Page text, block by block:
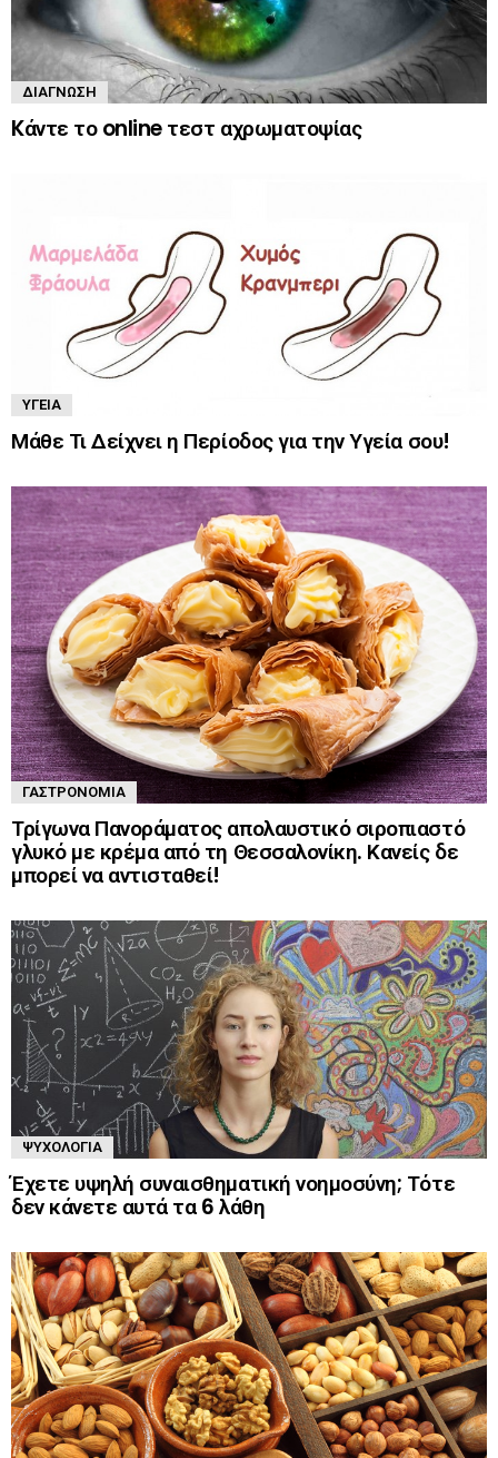
ΔΙΆΓΝΩΣΗ
Kάντε το online τεστ αχρωματοψίας
ΥΓΕΊΑ
Μάθε Τι Δείχνει η Περίοδος για την Υγεία σου!
ΓΑΣΤΡΟΝΟΜΊΑ
Τρίγωνα Πανοράματος απολαυστικό σιροπιαστό
γλυκό με κρέμα από τη Θεσσαλονίκη. Κανείς δε
μπορεί να αντισταθεί!
ΨΥΧΟΛΟΓΊΑ
Έχετε υψηλή συναισθηματική νοημοσύνη; Τότε
δεν κάνετε αυτά τα 6 λάθη